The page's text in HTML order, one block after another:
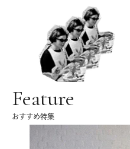
Feature
おすすめ特集